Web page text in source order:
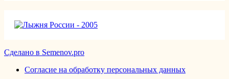
Сделано в Semenov.pro
Согласие на обработку персональных данных